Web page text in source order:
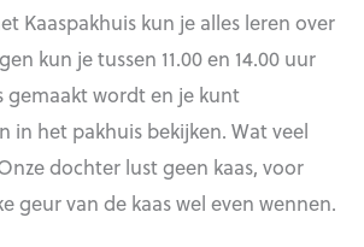
Kaaspakhuis kun je alles leren over
kun je tussen 11.00 en 14.00 uur
gemaakt wordt en je kunt
in het pakhuis bekijken. Wat veel
dochter lust geen kaas, voor
geur van de kaas wel even wennen.